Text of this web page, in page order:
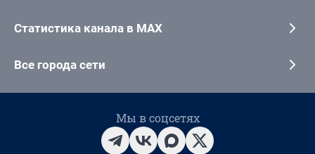
Статистика канала в MAX
Все города сети
Мы в соцсетях